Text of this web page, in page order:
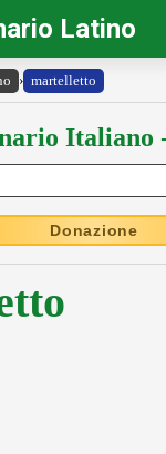
Latino
› martelletto
Italiano
Donazione